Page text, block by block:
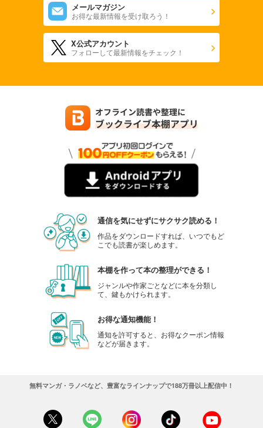
メールマガジン
お得な最新情報を受け取ろう！
X公式アカウント
フォローして最新情報をチェック！
通信を気にせずにサクサク読める！
作品をダウンロードすれば、いつでもど
こでも読書が楽しめます。
本棚を作って本の整理ができる！
ジャンルや作家ごとなどに本を分類し
て、鍵もかけられます。
お得な通知機能！
通知を許可すると、お得なクーポン情報
などが届きます。
無料マンガ・ラノベなど、豊富なラインナップで188万冊以上配信中！